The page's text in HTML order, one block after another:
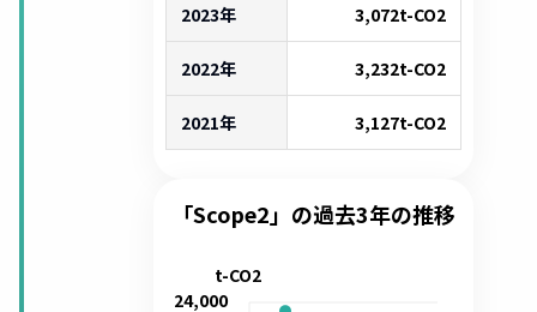
2023年 3,072t-CO2
2022年 3,232t-CO2
2021年 3,127t-CO2
「Scope2」の過去3年の推移
24,000
t-CO2